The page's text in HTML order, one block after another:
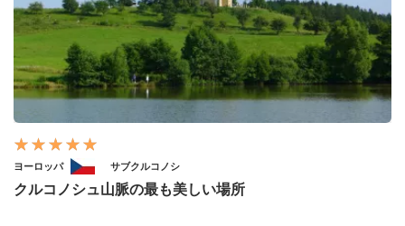
ヨーロッパ サブクルコノシ
クルコノシュ山脈の最も美しい場所